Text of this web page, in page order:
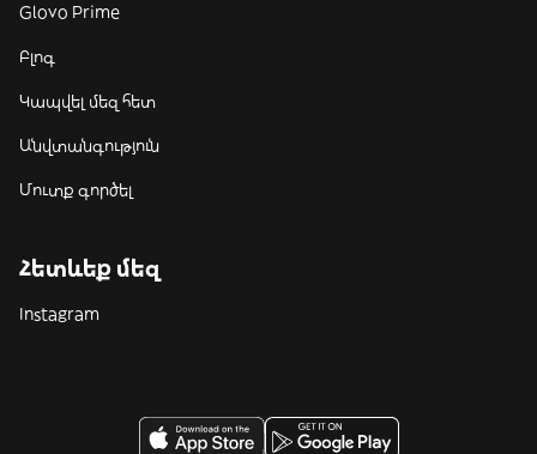
Glovo Prime
Բլոգ
Կապվել մեզ հետ
Անվտանգություն
Մուտք գործել
Հետևեք մեզ
Instagram